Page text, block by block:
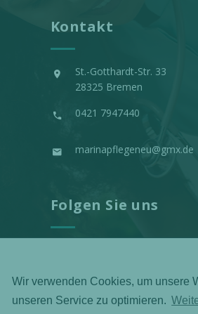
Kontakt
St.-Gotthardt-Str. 33
28325 Bremen
0421 7947440
marinapflegeneu@gmx.de
Folgen Sie uns
Wir verwenden Cookies, um unsere
unseren Service zu optimieren.